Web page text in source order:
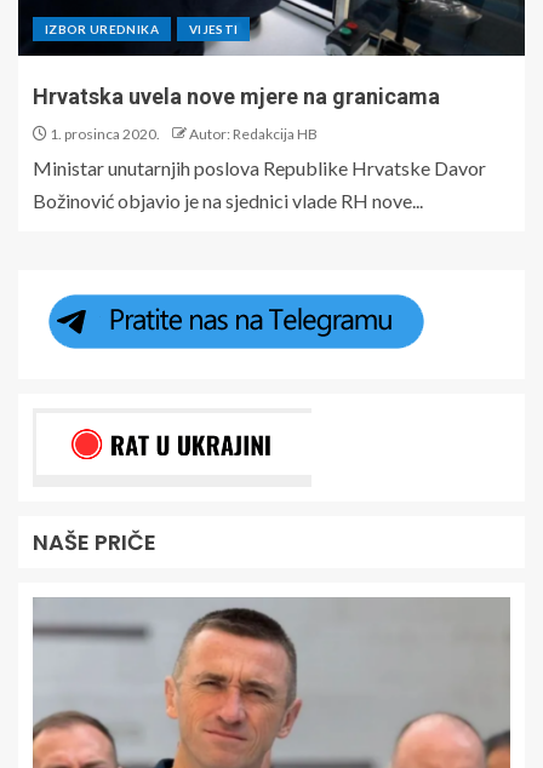
IZBOR UREDNIKA VIJESTI
Hrvatska uvela nove mjere na granicama
1. prosinca 2020. Autor: Redakcija HB
Ministar unutarnjih poslova Republike Hrvatske Davor
Božinović objavio je na sjednici vlade RH nove...
NAŠE PRIČE